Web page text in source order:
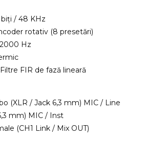
/ 48 KHz
rotativ (8 presetări)
Hz
FIR de fază lineară
(XLR / Jack 6,3 mm) MIC / Line
mm) MIC / Inst
(CH1 Link / Mix OUT)